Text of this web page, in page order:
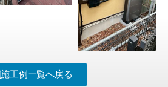
施工例一覧へ戻る